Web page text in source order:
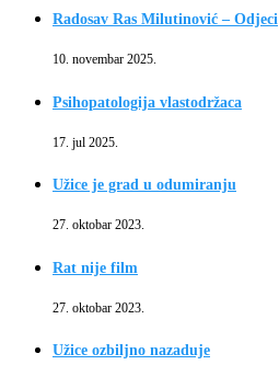
Radosav Ras Milutinović – Odjeci
10. novembar 2025.
Psihopatologija vlastodržaca
17. jul 2025.
Užice je grad u odumiranju
27. oktobar 2023.
Rat nije film
27. oktobar 2023.
Užice ozbiljno nazaduje